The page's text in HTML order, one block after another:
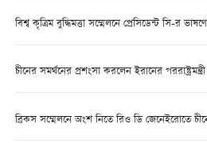
বিশ্ব কৃত্রিম বুদ্ধিমত্তা সম্মেলনে প্রেসিডেন্ট সি-র
চীনের সমর্থনের প্রশংসা করলেন ইরানের পররাষ্ট্রমন্ত্রী
ব্রিকস সম্মেলনে অংশ নিতে রিও ডি জেনেইরোতে